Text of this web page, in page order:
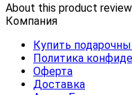
About this product
Компания
Купить
Политика
Оферта
Доставка